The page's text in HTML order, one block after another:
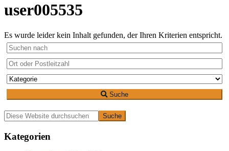
user005535
Es wurde leider kein Inhalt gefunden, der Ihren Kriterien entspricht.
Suche
Primäre
Seitenleiste
Diese
Website
durchsuchen
Kategorien